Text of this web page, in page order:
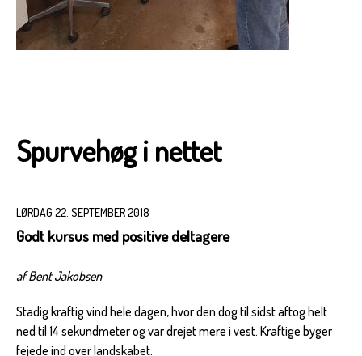
Spurvehøg i nettet
LØRDAG 22. SEPTEMBER 2018
Godt kursus med positive deltagere
af Bent Jakobsen
Stadig kraftig vind hele dagen, hvor den dog til sidst aftog helt
ned til 14 sekundmeter og var drejet mere i vest. Kraftige byger
fejede ind over landskabet.